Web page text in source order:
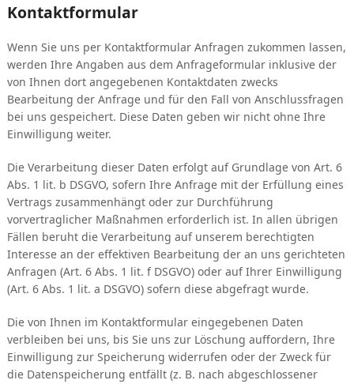
Kontaktformular
Wenn Sie uns per Kontaktformular Anfragen zukommen lassen,
werden Ihre Angaben aus dem Anfrageformular inklusive der
von Ihnen dort angegebenen Kontaktdaten zwecks
Bearbeitung der Anfrage und für den Fall von Anschlussfragen
bei uns gespeichert. Diese Daten geben wir nicht ohne Ihre
Einwilligung weiter.
Die Verarbeitung dieser Daten erfolgt auf Grundlage von Art. 6
Abs. 1 lit. b DSGVO, sofern Ihre Anfrage mit der Erfüllung eines
Vertrags zusammenhängt oder zur Durchführung
vorvertraglicher Maßnahmen erforderlich ist. In allen übrigen
Fällen beruht die Verarbeitung auf unserem berechtigten
Interesse an der effektiven Bearbeitung der an uns gerichteten
Anfragen (Art. 6 Abs. 1 lit. f DSGVO) oder auf Ihrer Einwilligung
(Art. 6 Abs. 1 lit. a DSGVO) sofern diese abgefragt wurde.
Die von Ihnen im Kontaktformular eingegebenen Daten
verbleiben bei uns, bis Sie uns zur Löschung auffordern, Ihre
Einwilligung zur Speicherung widerrufen oder der Zweck für
die Datenspeicherung entfällt (z. B. nach abgeschlossener